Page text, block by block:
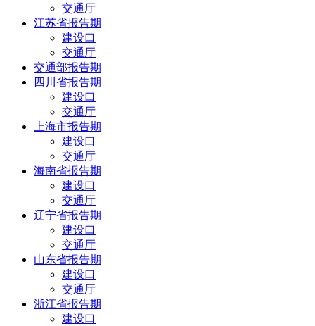
交通厅
江苏省报告期
建设口
交通厅
交通部报告期
四川省报告期
建设口
交通厅
上海市报告期
建设口
交通厅
海南省报告期
建设口
交通厅
辽宁省报告期
建设口
交通厅
山东省报告期
建设口
交通厅
浙江省报告期
建设口